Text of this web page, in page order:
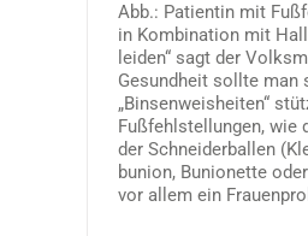
Abb.: Patientin mit
in Kombination mit
leiden“ sagt der
Gesundheit sollte
„Binsenweisheiten“
Fußfehlstellungen, wie
der Schneiderballen
bunion, Bunionette
vor allem ein